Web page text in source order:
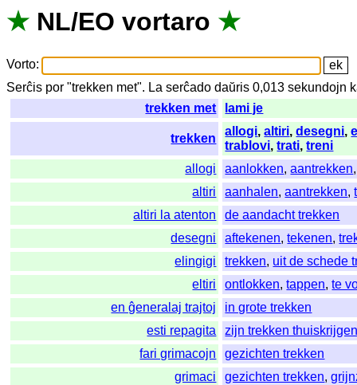
★ NL/EO vortaro ★
Vorto:
Serĉis por "trekken met". La serĉado daŭris 0,013sekundojn
trekken met
lami je
trekken
allogi,altiri,desegni,
trablovi,trati,treni
allogi
aanlokken,aantrekken
altiri
aanhalen,aantrekken,
altiri la atenton
de aandacht trekken
desegni
aftekenen,tekenen,
elingigi
trekken, uit de schede
eltiri
ontlokken,tappen,te
en ĝeneralaj trajtoj
in grote trekken
esti repagita
zijn trekken
fari grimacojn
gezichten trekken
grimaci
gezichten trekken,